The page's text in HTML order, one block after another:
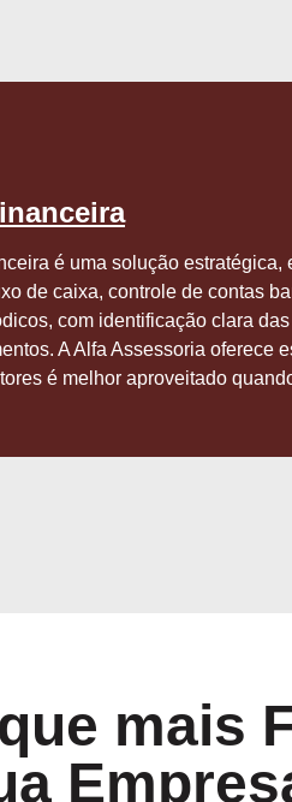
é uma solução
de caixa, controle de contas
com identificação clara
A Alfa Assessoria oferece
é melhor aproveitado
mais